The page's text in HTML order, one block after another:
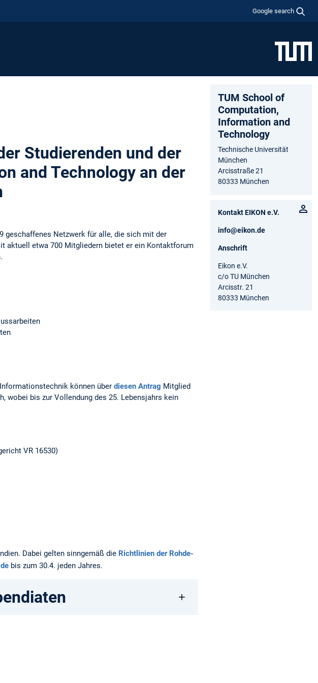
Google search
Studierenden und der
and Technology an der
geschaffenes Netzwerk für alle, die sich mit der
aktuell etwa 700 Mitgliedern bietet er ein Kontaktforum
können über diesen Antrag Mitglied
wobei bis zur Vollendung des 25. Lebensjahrs kein
VR 16530)
Dabei gelten sinngemäß die Richtlinien der Rohde-
bis zum 30.4. jeden Jahres.
TUM School of
Computation,
Information and
Technology
Technische Universität
München
Arcisstraße 21
80333 München
Kontakt EIKON e.V.
info@eikon.de
Anschrift
Eikon e.V.
c/o TU München
Arcisstr. 21
80333 München